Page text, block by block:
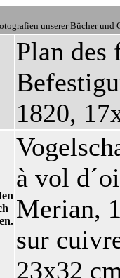
unserer Bücher und
Plan
1820,
à vol
Merian,
sur
23x32